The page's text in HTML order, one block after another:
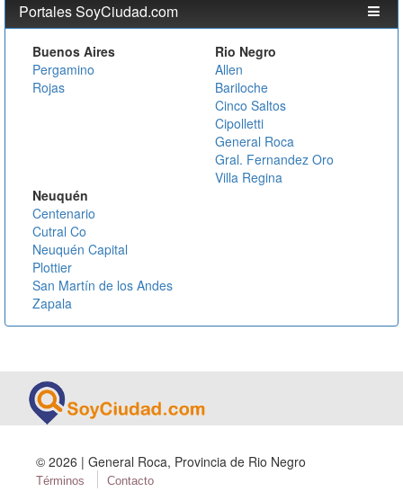
Portales SoyCiudad.com
Buenos Aires
Pergamino
Rojas
Rio Negro
Allen
Bariloche
Cinco Saltos
Cipolletti
General Roca
Gral. Fernandez Oro
Villa Regina
Neuquén
Centenario
Cutral Co
Neuquén Capital
Plottier
San Martín de los Andes
Zapala
© 2026 | General Roca, Provincia de Rio Negro
Términos Contacto